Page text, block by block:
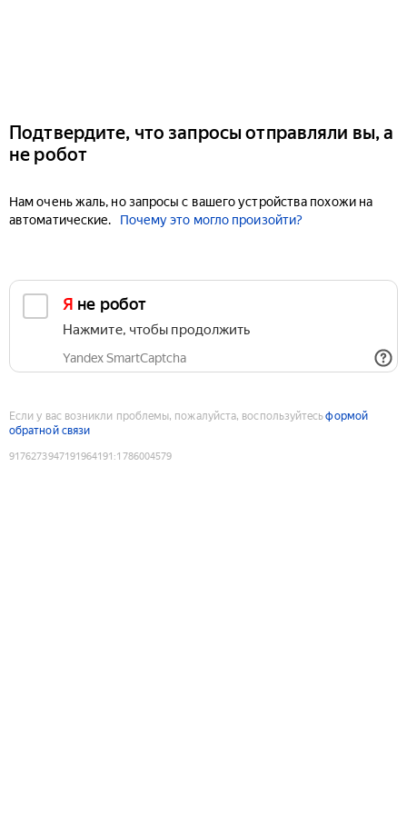
Подтвердите, что запросы отправляли вы, а
не робот
Нам очень жаль, но запросы с вашего устройства похожи на
автоматические.
Почему это могло произойти?
Я не робот
Нажмите, чтобы продолжить
Yandex SmartCaptcha
Если у вас возникли проблемы, пожалуйста, воспользуйтесьформой
обратной связи
9176273947191964191 :1786004579